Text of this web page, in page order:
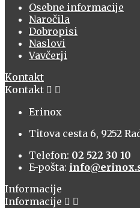
Osebne informacije
Naročila
Dobropisi
Naslovi
Vavčerji
Kontakt
Kontakt  
Erinox
Titova cesta 6, 9252
Telefon: 02 522 30 10
E-pošta:
Informacije
Informacije  